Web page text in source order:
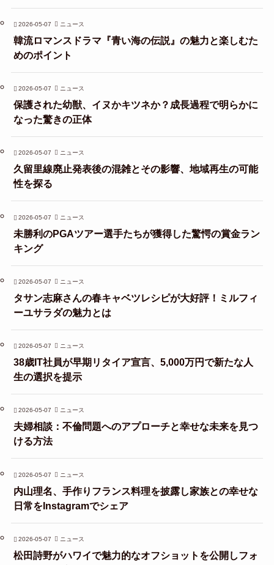
2026-05-07 ニュース
韓流ロマンスドラマ『青い海の伝説』の魅力と楽しむた
めのポイント
2026-05-07 ニュース
保護された幼獣、イヌかキツネか？成長過程で明らかに
なった驚きの正体
2026-05-07 ニュース
久留里線廃止発表後の混雑とその影響、地域再生の可能
性を探る
2026-05-07 ニュース
未勝利のPGAツアー選手たちが獲得した驚愕の賞金ラン
キング
2026-05-07 ニュース
タサン志麻さんの春キャベツレシピが大好評！ミルフィ
ーユサラダの魅力とは
2026-05-07 ニュース
38歳IT社員が早期リタイア宣言、5,000万円で新たな人
生の選択を提示
2026-05-07 ニュース
夫婦相談：不倫問題へのアプローチと幸せな未来を見つ
ける方法
2026-05-07 ニュース
内山理名、手作りフランス料理を披露し家族との幸せな
日常をInstagramでシェア
2026-05-07 ニュース
松田詩野がハワイで魅力的なオフショットを公開しフォ